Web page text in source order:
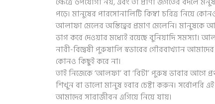
পড়ে। মানুষের পারসোনালিটি কিম্বা চরিত্র নিয়ে
আলাফা মেলের অস্তিত্বের প্রমাণ মেলেনি। মানুষকে
ভাগ করে দেওয়ার মধ্যেই রয়েছে বুনিয়াদি সমস্যা।
নারী-বিদ্বেষী পুরুষালি স্বভাবের গৌরবাখ্যান
কোনও কিছুই করে না।
তাই নিজেকে ‘আলফা’ বা ‘বিটা’ পুরুষ ভাবার আগে
শিখুন বা ভালো মানুষ হবার চেষ্টা করুন। সর্বোপরি
আমাদের সারাজীবন এগিয়ে নিয়ে যায়।